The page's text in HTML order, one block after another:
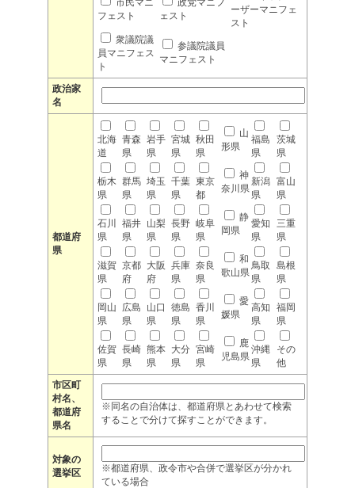
市民マニ
フェスト
政党マニフ
ェスト
ーザーマニフェ
スト
衆議院議
員マニフェス
ト
参議院議員
マニフェスト
政治家
名
都道府
県
北海
道
青森
県
岩手
県
宮城
県
秋田
県
山
形県
福島
県
茨城
県
栃木
県
群馬
県
埼玉
県
千葉
県
東京
都
神
奈川県
新潟
県
富山
県
石川
県
福井
県
山梨
県
長野
県
岐阜
県
静
岡県
愛知
県
三重
県
滋賀
県
京都
府
大阪
府
兵庫
県
奈良
県
和
歌山県
鳥取
県
島根
県
岡山
県
広島
県
山口
県
徳島
県
香川
県
愛
媛県
高知
県
福岡
県
佐賀
県
長崎
県
熊本
県
大分
県
宮崎
県
鹿
児島県
沖縄
県
その
他
市区町
村名、
都道府
県名
※同名の自治体は、都道府県とあわせて検索
することで分けて探すことができます。
対象の
選挙区
※都道府県、政令市や合併で選挙区が分かれ
ている場合